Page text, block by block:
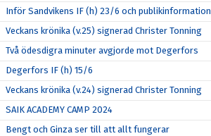
Inför Sandvikens IF (h) 23/6 och publikinformation
Veckans krönika (v.25) signerad Christer Tonning
Två ödesdigra minuter avgjorde mot Degerfors
Degerfors IF (h) 15/6
Veckans krönika (v.24) signerad Christer Tonning
SAIK ACADEMY CAMP 2024
Bengt och Ginza ser till att allt fungerar